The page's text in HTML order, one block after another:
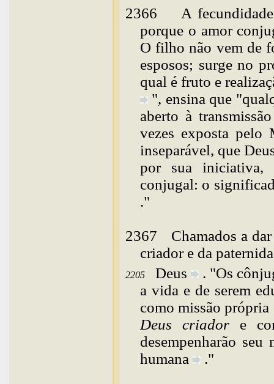
2366
A
porque o amor
O filho não vem de
esposos; surge no
qual é fruto e
", ensina que
aberto à
vezes exposta pelo
inseparável, que
por sua iniciativa,
conjugal: o
."
2367 Chamados a
criador e da
2205 Deus . "Os
a vida e de serem
como missão própria
Deus criadore
desempenharão
humana
."